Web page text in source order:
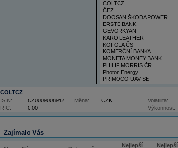
COLTCZ
ČEZ
DOOSAN ŠKODA POWER
ERSTE BANK
GEVORKYAN
KARO LEATHER
KOFOLA ČS
KOMERČNÍ BANKA
MONETA MONEY BANK
PHILIP MORRIS ČR
Photon Energy
PRIMOCO UAV SE
VIG
COLTCZ
RIC: 0,00
ISIN: CZ0009008942 Měna: CZK Volatilita:
Výkonnost:
Zajímalo Vás
Nejlepší
Nejlepší